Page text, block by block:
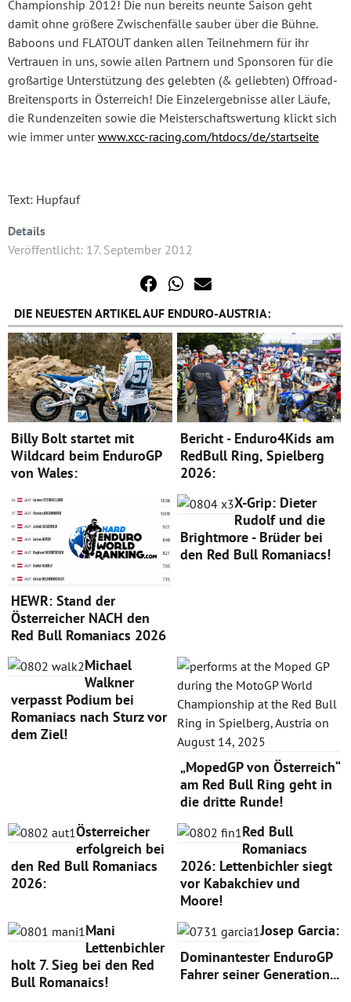
Championship 2012! Die nun bereits neunte Saison geht
damit ohne größere Zwischenfälle sauber über die Bühne.
Baboons und FLATOUT danken allen Teilnehmern für ihr
Vertrauen in uns, sowie allen Partnern und Sponsoren für die
großartige Unterstützung des gelebten (& geliebten) Offroad-
Breitensports in Österreich! Die Einzelergebnisse aller Läufe,
die Rundenzeiten sowie die Meisterschaftswertung klickt sich
wie immer unterwww.xcc-racing.com/htdocs/de/startseite
Text: Hupfauf
Details
Veröffentlicht: 17. September 2012
DIE NEUESTEN ARTIKEL AUF ENDURO-AUSTRIA:
Billy Bolt startet mit
Wildcard beim EnduroGP
von Wales:
Bericht - Enduro4Kids am
RedBull Ring, Spielberg
2026:
HEWR: Stand der
Österreicher NACH den
Red Bull Romaniacs 2026
X-Grip: Dieter
Rudolf und die
Brightmore - Brüder bei
den Red Bull Romaniacs!
Michael
Walkner
verpasst Podium bei
Romaniacs nach Sturz vor
dem Ziel!
„MopedGP von Österreich“
am Red Bull Ring geht in
die dritte Runde!
Österreicher
erfolgreich bei
den Red Bull Romaniacs
2026:
Red Bull
Romaniacs
2026: Lettenbichler siegt
vor Kabakchiev und
Moore!
Mani
Lettenbichler
holt 7. Sieg bei den Red
Bull Romanaics!
Josep Garcia:
Dominantester EnduroGP
Fahrer seiner Generation...